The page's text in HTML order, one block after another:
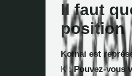
Il faut
position
Koinai est
K :Pouvez-vous